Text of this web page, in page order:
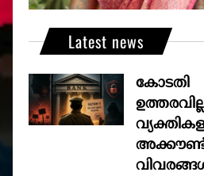
Latest news
കോടതി